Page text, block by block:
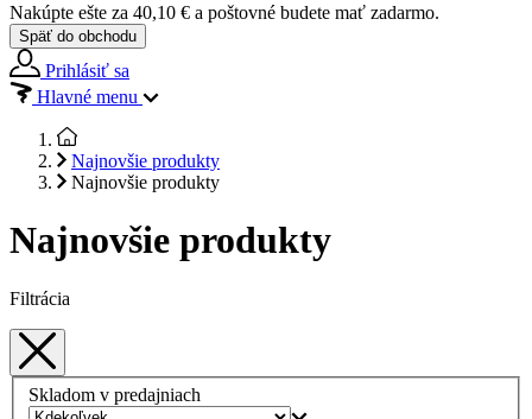
Nakúpte ešte za 40,10 € a poštovné budete mať zadarmo.
Späť do obchodu
Prihlásiť sa
Hlavné menu
Najnovšie produkty
Najnovšie produkty
Najnovšie produkty
Filtrácia
Skladom v predajniach